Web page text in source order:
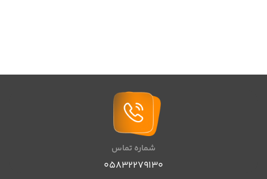
شماره تماس
05832279130